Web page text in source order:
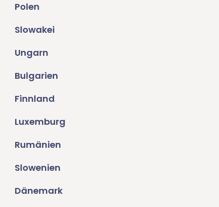
Polen
Slowakei
Ungarn
Bulgarien
Finnland
Luxemburg
Rumänien
Slowenien
Dänemark